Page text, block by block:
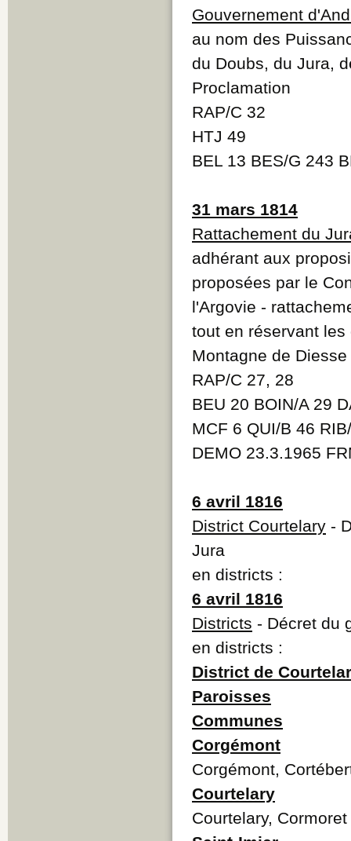
Gouvernement
au nom des
du Doubs, du Jura,
Proclamation
RAP/C 32
HTJ 49
BEL 13 BES/G 243
31 mars 1814
Rattachement du
adhérant aux
proposées par le
l'Argovie -
tout en réservant
Montagne de Diesse
RAP/C 27, 28
BEU 20 BOIN/A 29
MCF 6 QUI/B 46
DEMO 23.3.1965
6 avril 1816
District Courtelary -
Jura
en districts :
6 avril 1816
Districts - Décret du
en districts :
District de
Paroisses
Communes
Corgémont
Corgémont,
Courtelary
Courtelary, Cormoret